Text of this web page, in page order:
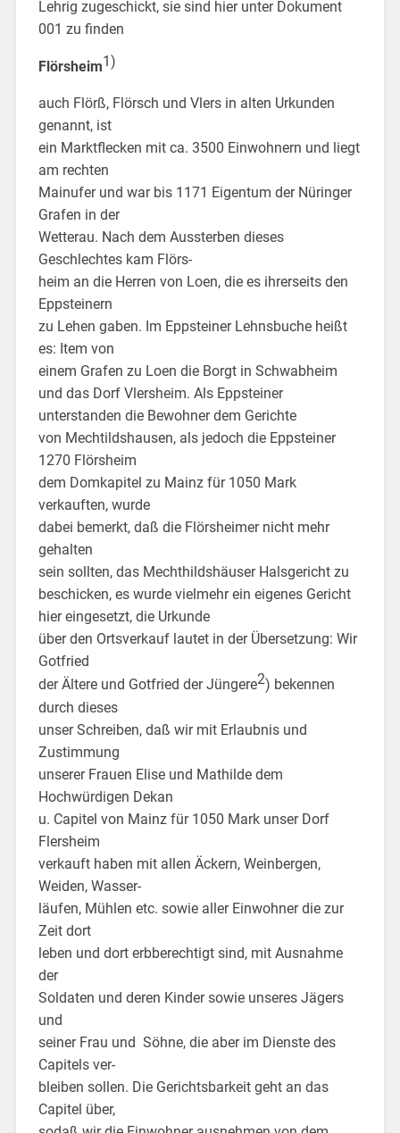
Lehrig zugeschickt, sie sind hier unter Dokument
001 zu finden
Flörsheim1)
auch Flörß, Flörsch und Vlers in alten Urkunden
genannt, ist
ein Marktflecken mit ca. 3500 Einwohnern und liegt
am rechten
Mainufer und war bis 1171 Eigentum der Nüringer
Grafen in der
Wetterau. Nach dem Aussterben dieses
Geschlechtes kam Flörs-
heim an die Herren von Loen, die es ihrerseits den
Eppsteinern
zu Lehen gaben. Im Eppsteiner Lehnsbuche heißt
es: Item von
einem Grafen zu Loen die Borgt in Schwabheim
und das Dorf Vlersheim. Als Eppsteiner
unterstanden die Bewohner dem Gerichte
von Mechtildshausen, als jedoch die Eppsteiner
1270 Flörsheim
dem Domkapitel zu Mainz für 1050 Mark
verkauften, wurde
dabei bemerkt, daß die Flörsheimer nicht mehr
gehalten
sein sollten, das Mechthildshäuser Halsgericht zu
beschicken, es wurde vielmehr ein eigenes Gericht
hier eingesetzt, die Urkunde
über den Ortsverkauf lautet in der Übersetzung: Wir
Gotfried
der Ältere und Gotfried der Jüngere2) bekennen
durch dieses
unser Schreiben, daß wir mit Erlaubnis und
Zustimmung
unserer Frauen Elise und Mathilde dem
Hochwürdigen Dekan
u. Capitel von Mainz für 1050 Mark unser Dorf
Flersheim
verkauft haben mit allen Äckern, Weinbergen,
Weiden, Wasser-
läufen, Mühlen etc. sowie aller Einwohner die zur
Zeit dort
leben und dort erbberechtigt sind, mit Ausnahme
der
Soldaten und deren Kinder sowie unseres Jägers
und
seiner Frau und Söhne, die aber im Dienste des
Capitels ver-
bleiben sollen. Die Gerichtsbarkeit geht an das
Capitel über,